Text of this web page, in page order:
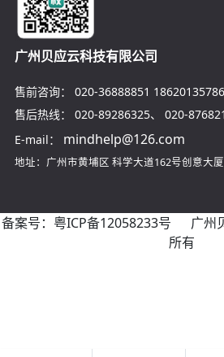
广州贝应云科技有限公司
售前咨询： 020-36888851 18620135786
售后热线：
020-89286325、 020-
E-mail：
mindhelp@126.com
地址：广州市黄埔区 科学大道162号创意大
备案号： 粤ICP备12058233号 广州
所有